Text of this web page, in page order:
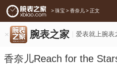
> 珠宝 > 香奈儿 > 正文
腕表之家 爱表就上腕表
香奈儿Reach for the